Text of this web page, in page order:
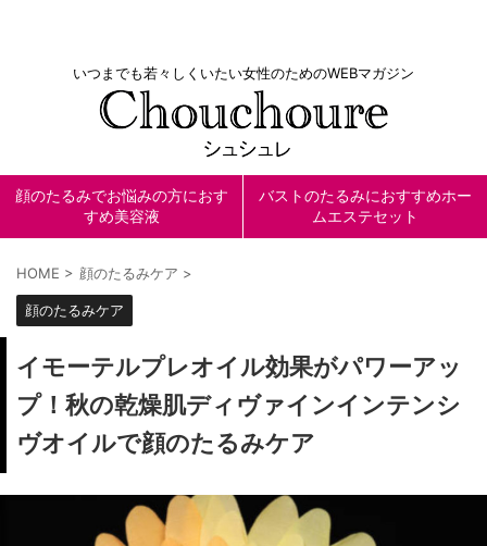
いつまでも若々しくいたい女性のためのWEBマガジン
顔のたるみでお悩みの方におす
すめ美容液
バストのたるみにおすすめホー
ムエステセット
HOME > 顔のたるみケア >
顔のたるみケア
イモーテルプレオイル効果がパワーアッ
プ！秋の乾燥肌ディヴァインインテンシ
ヴオイルで顔のたるみケア